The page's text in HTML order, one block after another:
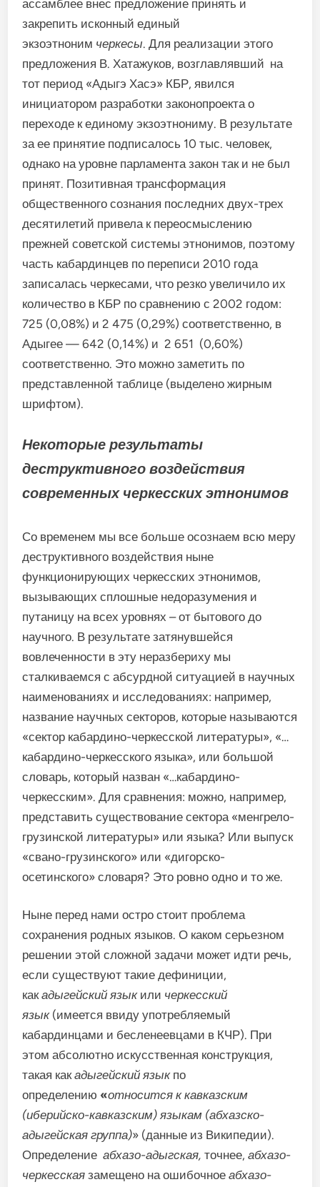
ассамблее внес предложение принять и
закрепить исконный единый
экзоэтноним черкесы. Для реализации этого
предложения В. Хатажуков, возглавлявший на
тот период «Адыгэ Хасэ» КБР, явился
инициатором разработки законопроекта о
переходе к единому экзоэтнониму. В результате
за ее принятие подписалось 10 тыс. человек,
однако на уровне парламента закон так и не был
принят. Позитивная трансформация
общественного сознания последних двух-трех
десятилетий привела к переосмыслению
прежней советской системы этнонимов, поэтому
часть кабардинцев по переписи 2010 года
записалась черкесами, что резко увеличило их
количество в КБР по сравнению с 2002 годом:
725 (0,08%) и 2 475 (0,29%) соответственно, в
Адыгее — 642 (0,14%) и 2 651 (0,60%)
соответственно. Это можно заметить по
представленной таблице (выделено жирным
шрифтом).
Некоторые результаты
деструктивного воздействия
современных черкесских этнонимов
Со временем мы все больше осознаем всю меру
деструктивного воздействия ныне
функционирующих черкесских этнонимов,
вызывающих сплошные недоразумения и
путаницу на всех уровнях – от бытового до
научного. В результате затянувшейся
вовлеченности в эту неразбериху мы
сталкиваемся с абсурдной ситуацией в научных
наименованиях и исследованиях: например,
название научных секторов, которые называются
«сектор кабардино-черкесской литературы», «…
кабардино-черкесского языка», или большой
словарь, который назван «…кабардино-
черкесским». Для сравнения: можно, например,
представить существование сектора «менгрело-
грузинской литературы» или языка? Или выпуск
«свано-грузинского» или «дигорско-
осетинского» словаря? Это ровно одно и то же.
Ныне перед нами остро стоит проблема
сохранения родных языков. О каком серьезном
решении этой сложной задачи может идти речь,
если существуют такие дефиниции,
какадыгейский язык или черкесский
язык(имеется ввиду употребляемый
кабардинцами и бесленеевцами в КЧР). При
этом абсолютно искусственная конструкция,
такая какадыгейский язык по
определению «относится к кавказским
(иберийско-кавказским) языкам (абхазско-
адыгейская группа)» (данные из Википедии).
Определениеабхазо-адыгская,точнее, абхазо-
черкесская замещено на ошибочноеабхазо-